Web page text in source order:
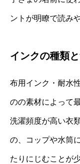
ントが明瞭で読み
インクの種類
布用インク・耐水
のの素材によって
洗濯頻度が高い衣
の、コップや水筒
たりにじむことが